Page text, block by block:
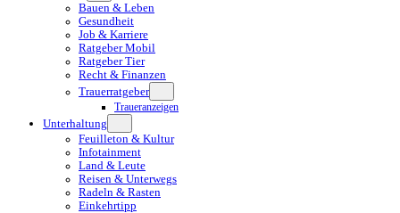
Bauen & Leben
Gesundheit
Job & Karriere
Ratgeber Mobil
Ratgeber Tier
Recht & Finanzen
Trauerratgeber
Traueranzeigen
Unterhaltung
Feuilleton & Kultur
Infotainment
Land & Leute
Reisen & Unterwegs
Radeln & Rasten
Einkehrtipp